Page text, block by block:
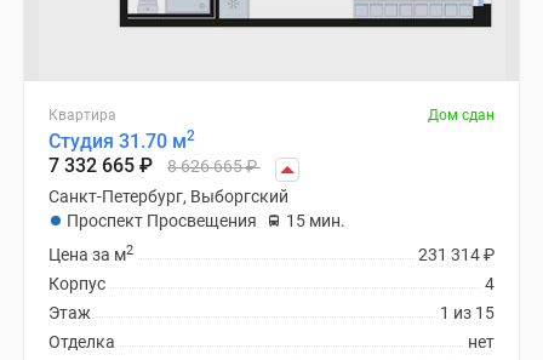
Квартира Дом сдан
Студия 31.70 м2
7 332 665 ₽ 8 626 665₽
Санкт-Петербург, Выборгский
Проспект Просвещения
15 мин.
231 314₽
Цена за м2
4
Корпус
1 из 15
Этаж
нет
Отделка